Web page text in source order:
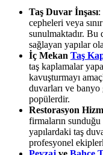
Taş Duvar İnşası:
cepheleri veya
sunulmaktadır.
sağlayan yapılar
İç Mekan Taş
taş kaplamalar
kavuşturmayı
duvarları ve
popülerdir.
Restorasyon
firmaların sunduğu
yapılardaki taş
profesyonel